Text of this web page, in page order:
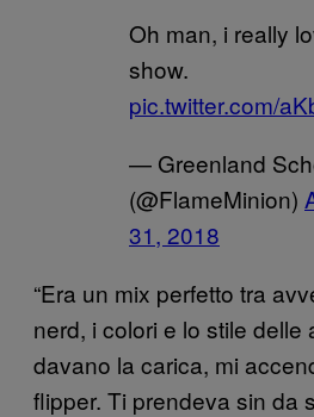
Oh man, i really
show.
pic.twitter.com/
— Greenland
(@FlameMinion)
31, 2018
“Era un mix perfetto tra
nerd, i colori e lo stile delle
davano la carica, mi
flipper. Ti prendeva sin da